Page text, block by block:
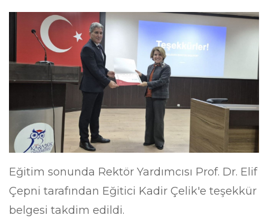
Eğitim sonunda Rektör Yardımcısı Prof. Dr. Elif
Çepni tarafından Eğitici Kadir Çelik'e teşekkür
belgesi takdim edildi.